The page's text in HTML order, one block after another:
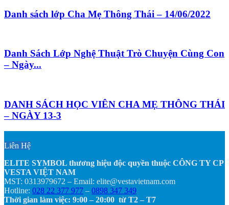
Danh sách lớp Cha Mẹ Thông Thái – 14/06/2022
Danh Sách Lớp Nghệ Thuật Trò Chuyện Cùng Con
– Ngày...
DANH SÁCH HỌC VIÊN CHA MẸ THÔNG THÁI
– NGÀY 13-3
Liên Hệ
ELITE SYMBOL thương hiệu độc quyền thuộc CÔNG TY CP
VESTA VIỆT NAM
MST: 0313979672 – Email: elite@vestavietnam.com
Hotline: 028 22 377 977 – 0898 347 349
Thời gian làm việc: 9:00 – 20:00 từ T2 – T7